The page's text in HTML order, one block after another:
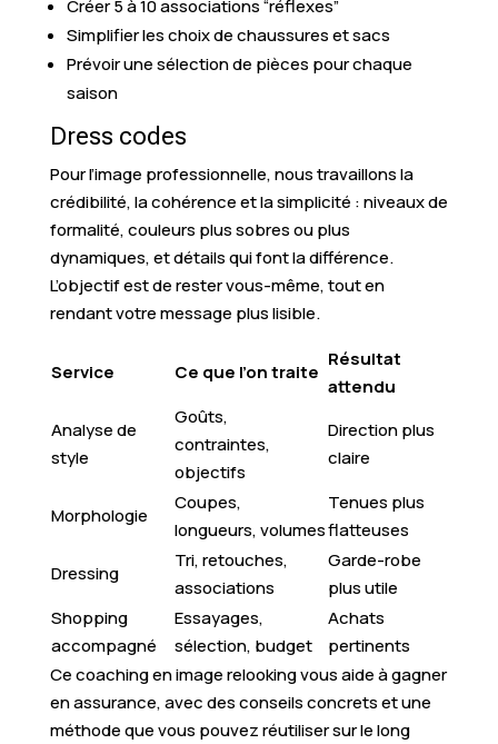
Créer 5 à 10 associations “réflexes”
Simplifier les choix de chaussures et sacs
Prévoir une sélection de pièces pour chaque
saison
Dress codes
Pour l’image professionnelle, nous travaillons la
crédibilité, la cohérence et la simplicité : niveaux de
formalité, couleurs plus sobres ou plus
dynamiques, et détails qui font la différence.
L’objectif est de rester vous-même, tout en
rendant votre message plus lisible.
Service Ce que l’on traite
Résultat
attendu
Analyse de
style
Goûts,
contraintes,
objectifs
Direction plus
claire
Morphologie
Coupes,
longueurs, volumes
Tenues plus
flatteuses
Dressing
Tri, retouches,
associations
Garde-robe
plus utile
Shopping
accompagné
Essayages,
sélection, budget
Achats
pertinents
Ce coaching en image relooking vous aide à gagner
en assurance, avec des conseils concrets et une
méthode que vous pouvez réutiliser sur le long